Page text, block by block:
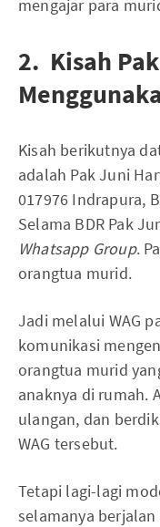
mengajar para
2. Kisah
Kisah berikutnya
adalah Pak Juni
017976 Indrapura,
Selama BDR Pak
Whatsapp Group.
orangtua murid.
Jadi melalui WAG
komunikasi
orangtua murid
anaknya di rumah.
ulangan, dan
WAG tersebut.
Tetapi lagi-lagi
selamanya